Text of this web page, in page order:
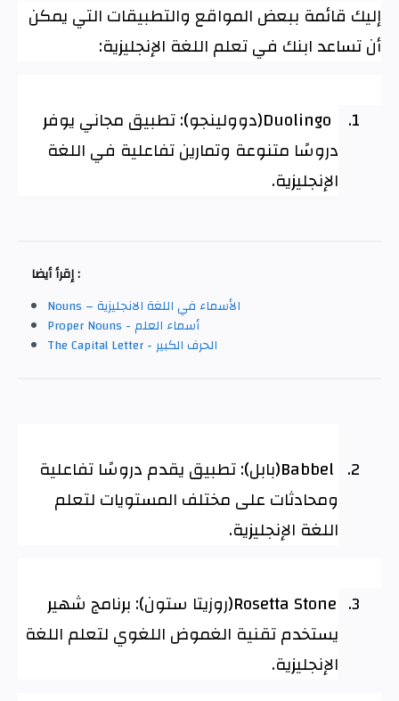
إليك قائمة ببعض المواقع والتطبيقات التي يمكن
أن تساعد ابنك في تعلم اللغة الإنجليزية:
1.
Duolingo(دوولينجو): تطبيق مجاني يوفر
دروسًا متنوعة وتمارين تفاعلية في اللغة
الإنجليزية.
إقرأ أيضا :
Nouns – الأسماء في اللغة الانجليزية
Proper Nouns - أسماء العلم
The Capital Letter - الحرف الكبير
2.
Babbel(بابل): تطبيق يقدم دروسًا تفاعلية
ومحادثات على مختلف المستويات لتعلم
اللغة الإنجليزية.
3.
Rosetta Stone(روزيتا ستون): برنامج شهير
يستخدم تقنية الغموض اللغوي لتعلم اللغة
الإنجليزية.